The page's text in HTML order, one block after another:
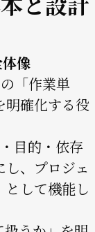
像
「作業単
明確化する役
目的・依存
、プロジェ
として機能し